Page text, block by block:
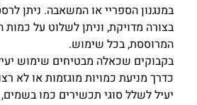
במנגנון הספריי או המשאבה. ניתן
בצורה מדויקת, וניתן לשלוט על כמות
המרוססת, בכל שימוש.
בקבוקים שכאלה מבטיחים שימוש
כדרך מניעת כמויות מוגזמות או לא
יעיל לשלל סוגי תכשירים כמו בשמים,